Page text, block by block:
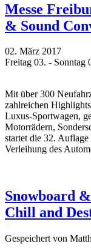
Messe
& Sound
02. März 2017
Freitag 03. - Sonntag
Mit über 300
zahlreichen
Luxus-Sportwagen,
Motorrädern,
startet die 32.
Verleihung des
Snowboard
Chill and
Gespeichert von